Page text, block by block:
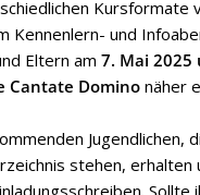
Kursformate
Kennenlern- und
Eltern am 7. Mai 2025
Cantate Dominonäher
Jugendlichen,
stehen, erhalten
Sollte